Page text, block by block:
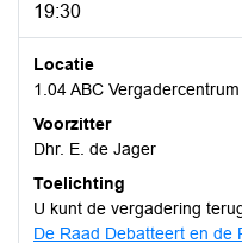
19:30
Locatie
1.04 ABC Vergadercentrum
Voorzitter
Dhr. E. de Jager
Toelichting
U kunt de vergadering
De Raad Debatteert en de